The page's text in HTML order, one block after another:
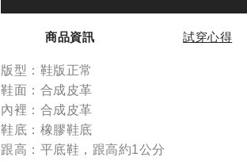
商品資訊 試穿心得
版型：鞋版正常
鞋面：合成皮革
內裡：合成皮革
鞋底：橡膠鞋底
跟高：平底鞋，跟高約1公分